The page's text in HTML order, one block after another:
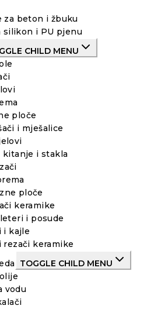
za beton i žbuku
silikon i PU pjenu
CHILD MENU
ploče
i mješalice
kitanje i stakla
ploče
keramike
i posude
i kajle
keramike
TOGGLE CHILD MENU
vodu